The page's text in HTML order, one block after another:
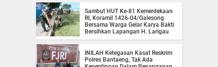
Sambut HUT Ke-81 Kemerdekaan
RI, Koramil 1426-04/Galesong
Bersama Warga Gelar Karya Bakti
Bersihkan Lapangan H. Larigau
INILAH Ketegasan Kasat Reskrim
Polres Bantaeng, Tak Ada